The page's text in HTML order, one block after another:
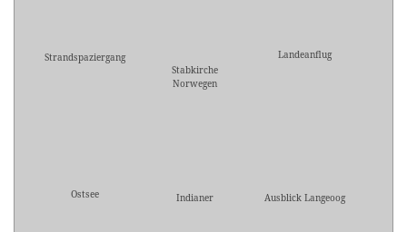
Strandspaziergang
Stabkirche
Norwegen
Landeanflug
Ostsee Indianer Ausblick Langeoog